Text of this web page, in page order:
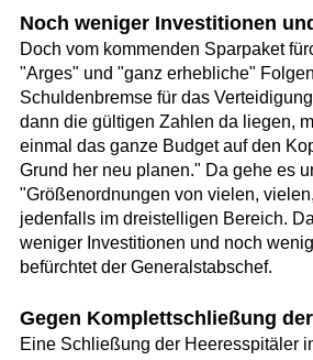
Noch weniger Investitionen
Doch vom kommenden Sparpaket
"Arges" und "ganz erhebliche"
Schuldenbremse für das
dann die gültigen Zahlen da liegen,
einmal das ganze Budget auf den
Grund her neu planen." Da gehe es
"Größenordnungen von vielen,
jedenfalls im dreistelligen Bereich.
weniger Investitionen und noch
befürchtet der Generalstabschef.
Gegen Komplettschließung
Eine Schließung der Heeresspitäler